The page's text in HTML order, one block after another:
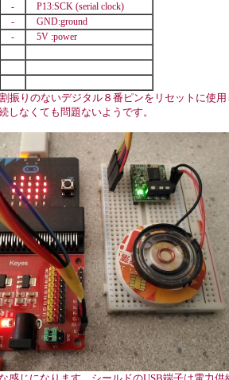
-
P13:SCK (serial clock)
-
GND:ground
-
5V :power
振りのないデジタル８番ピンをリセットに使用
しなくても問題ないようです。